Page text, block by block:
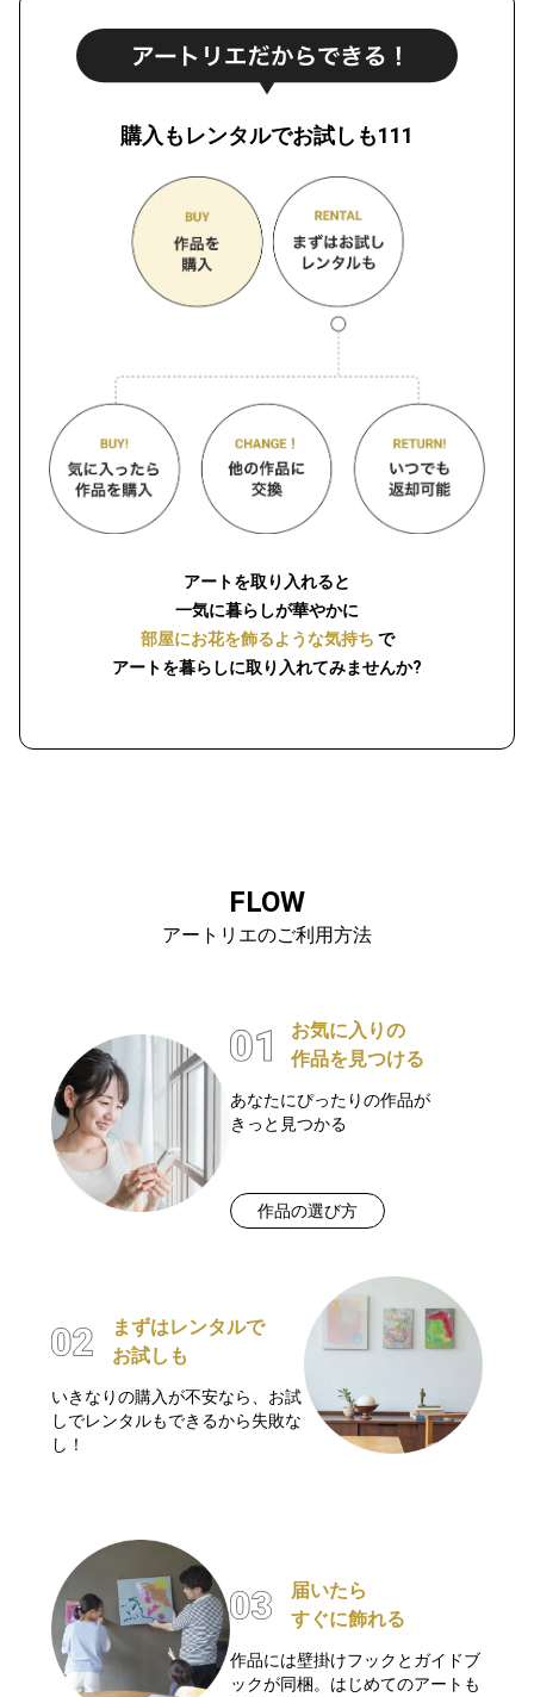
購入もレンタルでお試しも111
アートを取り入れると
一気に暮らしが華やかに
部屋にお花を飾るような気持ち で
アートを暮らしに取り入れてみませんか?
FLOW
アートリエのご利用方法
お気に入りの
作品を見つける
あなたにぴったりの作品が
きっと見つかる
作品の選び方
まずはレンタルで
お試しも
いきなりの購入が不安なら、お試
しでレンタルもできるから失敗な
し！
届いたら
すぐに飾れる
作品には壁掛けフックとガイドブ
ックが同梱。はじめてのアートも